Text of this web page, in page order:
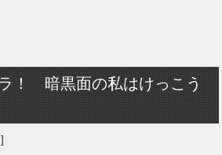
！ 暗黒面の私はけっこう
]